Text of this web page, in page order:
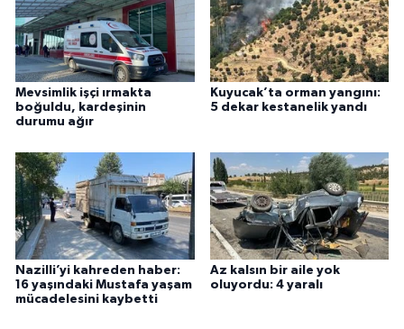
Mevsimlik işçi ırmakta
boğuldu, kardeşinin
durumu ağır
Kuyucak’ta orman yangını:
5 dekar kestanelik yandı
Nazilli’yi kahreden haber:
16 yaşındaki Mustafa yaşam
mücadelesini kaybetti
Az kalsın bir aile yok
oluyordu: 4 yaralı